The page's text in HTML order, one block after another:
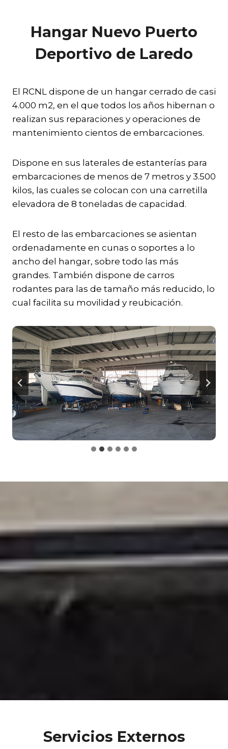
Hangar Nuevo Puerto
Deportivo de Laredo
El RCNL dispone de un hangar cerrado de casi
4.000 m2, en el que todos los años hibernan o
realizan sus reparaciones y operaciones de
mantenimiento cientos de embarcaciones.
Dispone en sus laterales de estanterías para
embarcaciones de menos de 7 metros y 3.500
kilos, las cuales se colocan con una carretilla
elevadora de 8 toneladas de capacidad.
El resto de las embarcaciones se asientan
ordenadamente en cunas o soportes a lo
ancho del hangar, sobre todo las más
grandes. También dispone de carros
rodantes para las de tamaño más reducido, lo
cual facilita su movilidad y reubicación.
Servicios Externos